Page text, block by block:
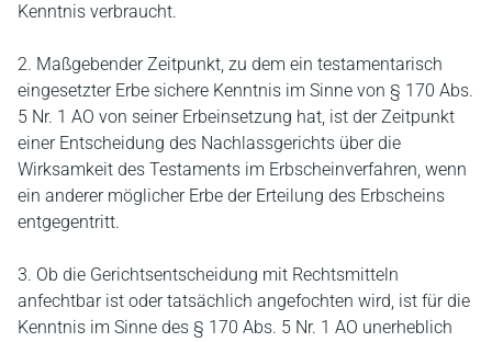
Kenntnis verbraucht.
2. Maßgebender Zeitpunkt, zu dem ein testamentarisch
eingesetzter Erbe sichere Kenntnis im Sinne von § 170 Abs.
5 Nr. 1 AO von seiner Erbeinsetzung hat, ist der Zeitpunkt
einer Entscheidung des Nachlassgerichts über die
Wirksamkeit des Testaments im Erbscheinverfahren, wenn
ein anderer möglicher Erbe der Erteilung des Erbscheins
entgegentritt.
3. Ob die Gerichtsentscheidung mit Rechtsmitteln
anfechtbar ist oder tatsächlich angefochten wird, ist für die
Kenntnis im Sinne des § 170 Abs. 5 Nr. 1 AO unerheblich